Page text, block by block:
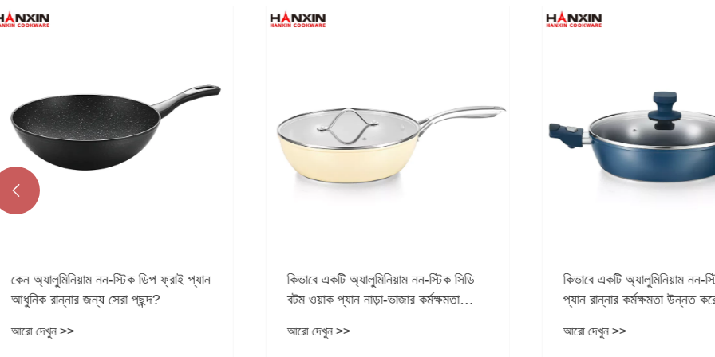
কিভাবে একটি অ্যালুমিনিয়াম নন-স্টিক সিডি
বটম ওয়াক প্যান নাড়া-ভাজার কর্মক্ষমতা
আরো দেখুন >>
কিভাবে একটি অ্যালুমিনিয়াম নন-স্টিক সট
প্যান রান্নার কর্মক্ষমতা উন্নত করে?
আরো দেখুন >>
কেন একটি অ্যালুমিনিয়াম নন-
প্রতিদিনের রান্নার জন্য সেরা
আরো দেখুন >>
